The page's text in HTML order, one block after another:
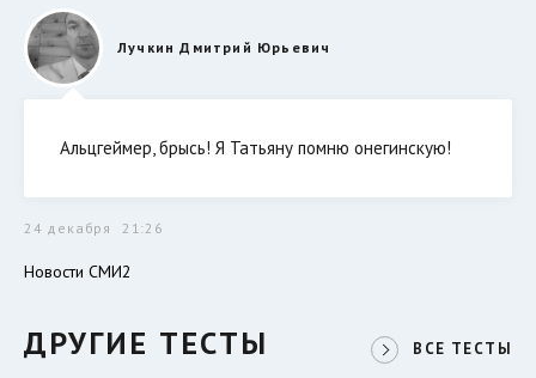
Лучкин Дмитрий Юрьевич
Альцгеймер, брысь! Я Татьяну помню онегинскую!
24 декабря 21:26
Новости СМИ2
ДРУГИЕ ТЕСТЫ ВСЕ ТЕСТЫ